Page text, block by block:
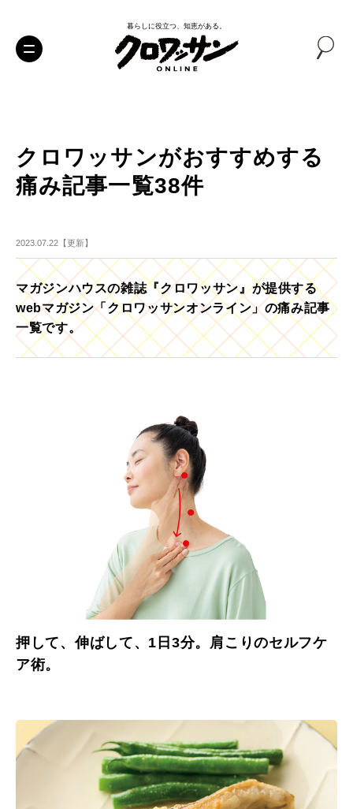
暮らしに役立つ、知恵がある。
クロワッサンがおすすめする
痛み記事一覧38件
2023.07.22【更新】
マガジンハウスの雑誌『クロワッサン』が提供する
webマガジン「クロワッサンオンライン」の痛み記事
一覧です。
押して、伸ばして、1日3分。肩こりのセルフケ
ア術。